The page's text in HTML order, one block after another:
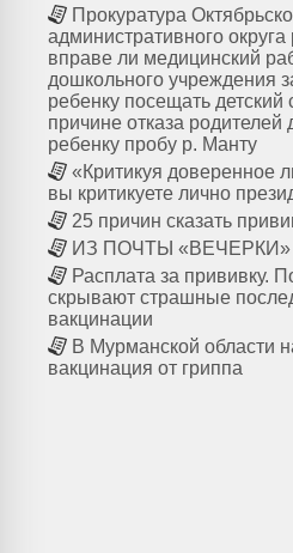
Прокуратура
административного округа
вправе ли медицинский
дошкольного учреждения
ребенку посещать детский
причине отказа родителей
ребенку пробу р. Манту
«Критикуя доверенное
вы критикуете лично
25 причин сказать
ИЗ ПОЧТЫ «ВЕЧЕРКИ»
Расплата за прививку.
скрывают страшные
вакцинации
В Мурманской области
вакцинация от гриппа